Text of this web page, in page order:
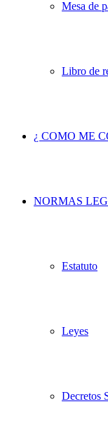
Mesa de
Libro de
¿ COMO ME
NORMAS
Estatuto
Leyes
Decretos